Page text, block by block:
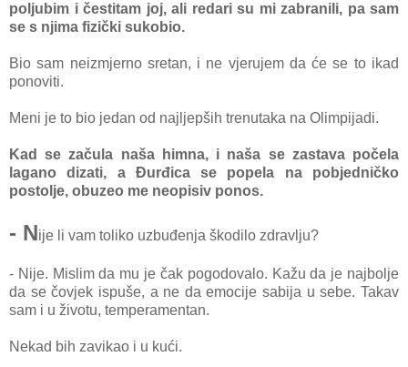
poljubim i čestitam joj, ali redari su mi zabranili, pa sam
se s njima fizički sukobio.
Bio sam neizmjerno sretan, i ne vjerujem da će se to ikad
ponoviti.
Meni je to bio jedan od najljepših trenutaka na Olimpijadi.
Kad se začula naša himna, i naša se zastava počela
lagano dizati, a Đurđica se popela na pobjedničko
postolje, obuzeo me neopisiv ponos.
- Nije li vam toliko uzbuđenja škodilo zdravlju?
- Nije. Mislim da mu je čak pogodovalo. Kažu da je najbolje
da se čovjek ispuše, a ne da emocije sabija u sebe. Takav
sam i u životu, temperamentan.
Nekad bih zavikao i u kući.